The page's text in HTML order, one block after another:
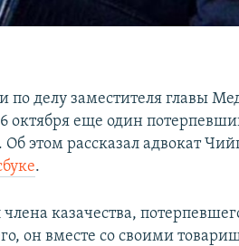
по делу заместителя главы
октября еще один
Об этом рассказал адвокат
.
казачества,
он вместе со своими